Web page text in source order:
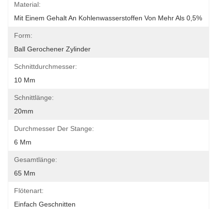
Material:
Mit Einem Gehalt An Kohlenwasserstoffen Von Mehr Als 0,5%
Form:
Ball Gerochener Zylinder
Schnittdurchmesser:
10 Mm
Schnittlänge:
20mm
Durchmesser Der Stange:
6 Mm
Gesamtlänge:
65 Mm
Flötenart:
Einfach Geschnitten